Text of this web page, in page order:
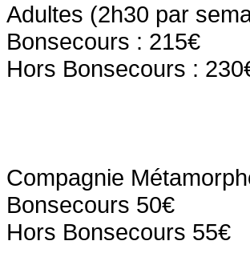
Adultes (2h30 par
Bonsecours : 215€
Hors Bonsecours :
Compagnie
Bonsecours 50€
Hors Bonsecours 55€